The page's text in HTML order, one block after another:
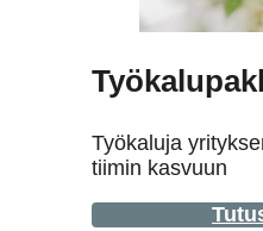
Työkaluja
tiimin kasvuun